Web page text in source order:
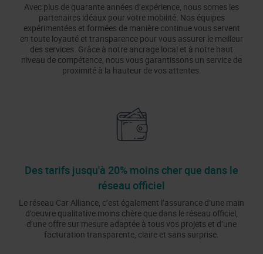
Avec plus de quarante années d’expérience, nous somes les
partenaires idéaux pour votre mobilité. Nos équipes
expérimentées et formées de manière continue vous servent
en toute loyauté et transparence pour vous assurer le meilleur
des services. Grâce à notre ancrage local et à notre haut
niveau de compétence, nous vous garantissons un service de
proximité à la hauteur de vos attentes.
Des tarifs jusqu'à 20% moins cher que dans le
réseau officiel
Le réseau Car Alliance, c’est également l’assurance d’une main
d’oeuvre qualitative moins chère que dans le réseau officiel,
d’une offre sur mesure adaptée à tous vos projets et d’une
facturation transparente, claire et sans surprise.